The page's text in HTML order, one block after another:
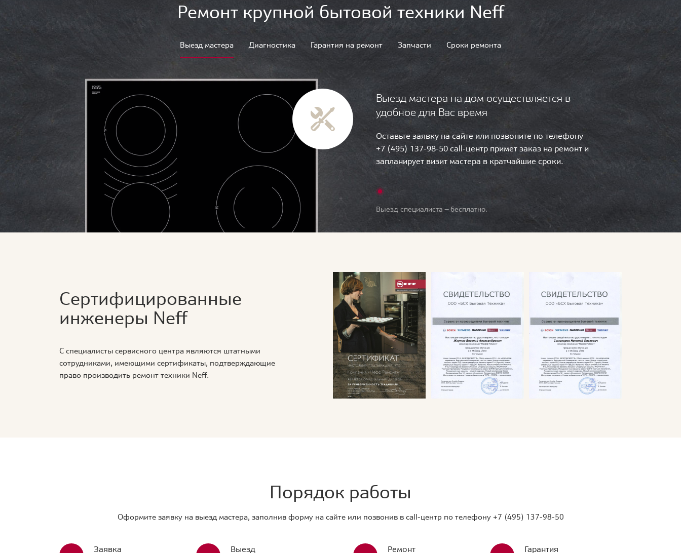
Ремонт крупной бытовой техники Neff
Выезд мастера Диагностика Гарантия на ремонт Запчасти Сроки ремонта
Выезд мастера на дом осуществляется в
удобное для Вас время
Оставьте заявку на сайте или позвоните по телефону
+7 (495) 137-98-50 call-центр примет заказ на ремонт и
запланирует визит мастера в кратчайшие сроки.
Выезд специалиста — бесплатно.
Сертифицированные
инженеры Neff
С специалисты сервисного центра являются штатными
сотрудниками, имеющими сертификаты, подтверждающие
право производить ремонт техники Neff.
Порядок работы
Оформите заявку на выезд мастера, заполнив форму на сайте или позвонив в call-центр по телефону +7 (495) 137-98-50
Заявка Выезд Ремонт Гарантия